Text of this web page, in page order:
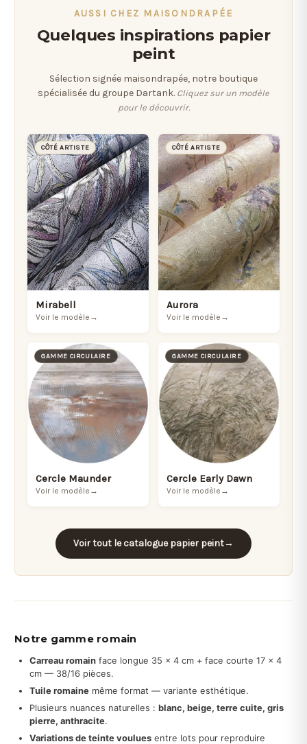
AUSSI CHEZ MAISONDRAPÉE
Quelques inspirations papier
peint
Sélection signée maisondrapée, notre boutique
spécialisée du groupe Dartank. Cliquez sur un modèle
pour le découvrir.
CÔTÉ ARTISTE
Mirabell
Voir le modèle →
CÔTÉ ARTISTE
Aurora
Voir le modèle →
GAMME CIRCULAIRE
Cercle Maunder
Voir le modèle →
GAMME CIRCULAIRE
Cercle Early Dawn
Voir le modèle →
Voir tout le catalogue papier peint→
Notre gamme romain
Carreau romain face longue 35 × 4 cm + face courte 17 × 4
cm — 38/16 pièces.
Tuile romaine même format — variante esthétique.
Plusieurs nuances naturelles : blanc, beige, terre cuite, gris
pierre, anthracite.
Variations de teinte voulues entre lots pour reproduire